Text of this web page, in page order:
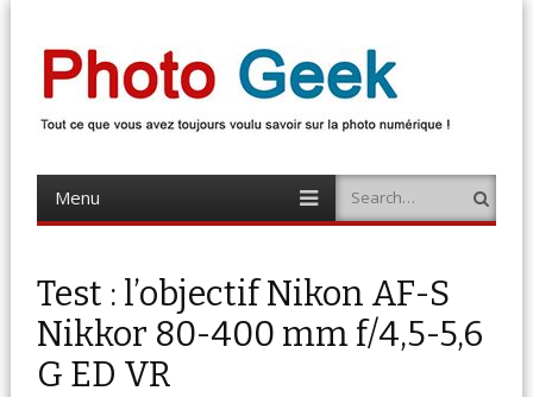
Photo Geek
Menu
content
Search
Test : l’objectif Nikon AF-S
Nikkor 80-400 mm f/4,5-5,6
G ED VR